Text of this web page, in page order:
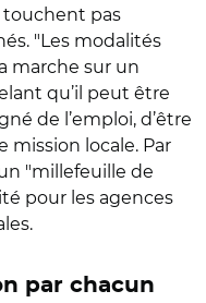
pas
"Les modalités
marche sur un
qu’il peut être
de l’emploi, d’être
mission locale. Par
"millefeuille de
pour les agences
par chacun